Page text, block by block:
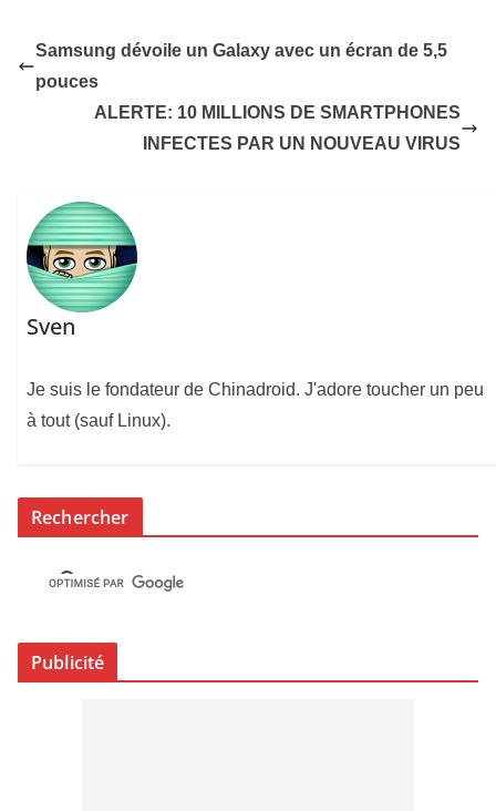
Samsung dévoile un Galaxy avec un écran de 5,5
pouces
ALERTE: 10 MILLIONS DE SMARTPHONES
INFECTES PAR UN NOUVEAU VIRUS
Sven
Je suis le fondateur de Chinadroid. J'adore toucher un peu
à tout (sauf Linux).
Rechercher
Publicité